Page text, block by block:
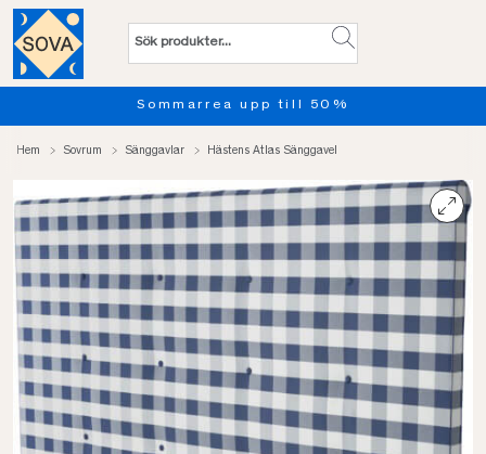
Sommarrea upp till 50%
Hem Sovrum Sänggavlar Hästens Atlas Sänggavel